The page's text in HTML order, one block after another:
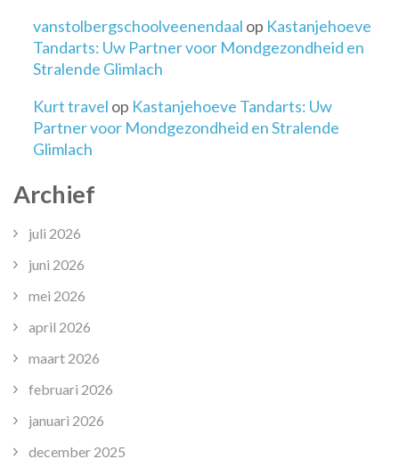
vanstolbergschoolveenendaal op Kastanjehoeve
Tandarts: Uw Partner voor Mondgezondheid en
Stralende Glimlach
Kurt travel op Kastanjehoeve Tandarts: Uw
Partner voor Mondgezondheid en Stralende
Glimlach
Archief
juli 2026
juni 2026
mei 2026
april 2026
maart 2026
februari 2026
januari 2026
december 2025